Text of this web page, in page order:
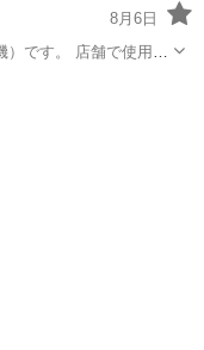
8月6日
店舗で使用さ